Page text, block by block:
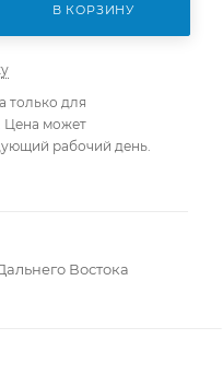
В КОРЗИНУ
только для
Цена может
рабочий день.
Востока